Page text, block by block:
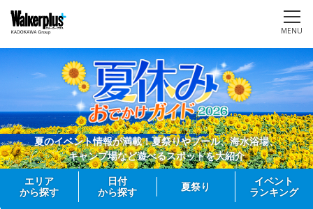
MENU
夏のイベント情報が満載！夏祭りやプール、海水浴場、
キャンプ場など遊べるスポットを大紹介
エリア
から探す
日付
から探す
夏祭り
イベント
ランキング